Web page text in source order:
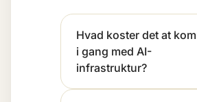
Hvad koster det at
i gang med AI-
infrastruktur?